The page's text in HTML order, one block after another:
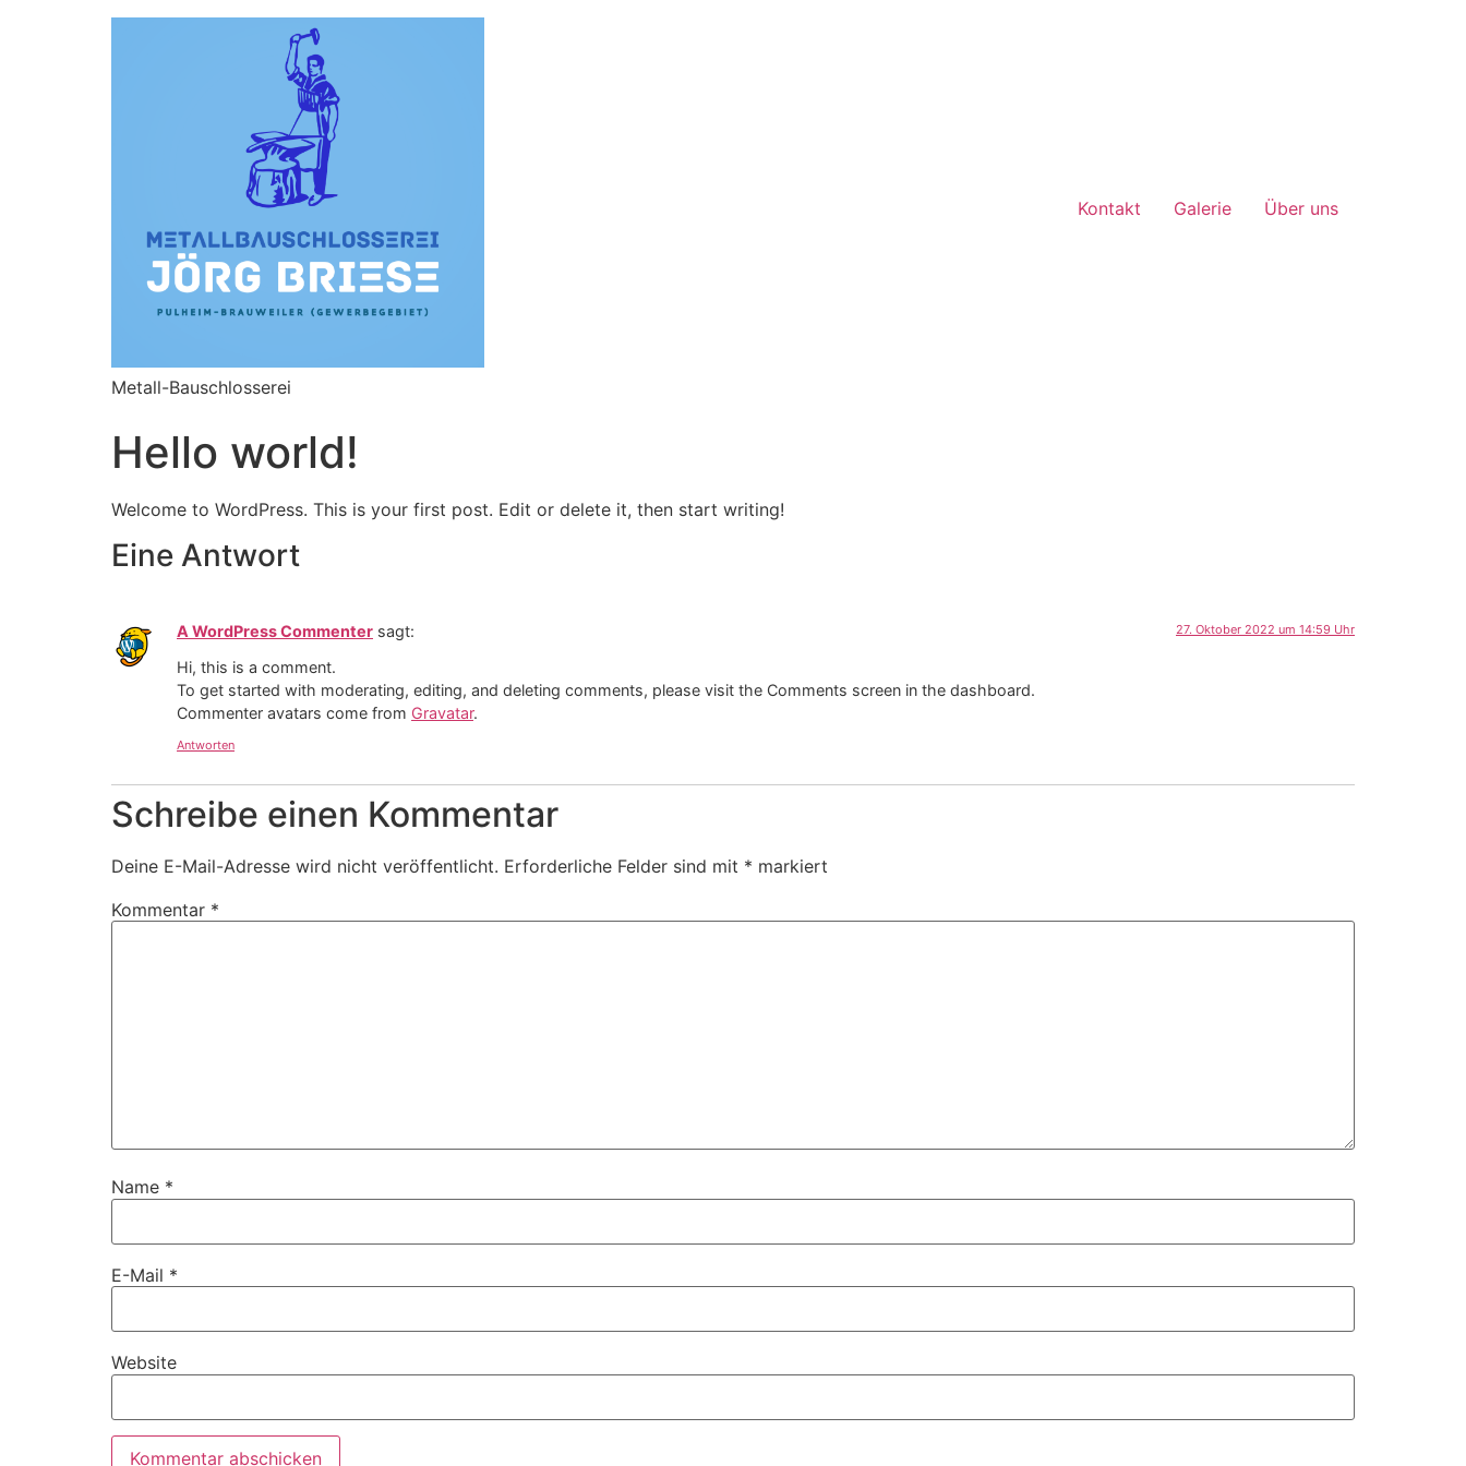
Metall-Bauschlosserei
Kontakt Galerie Über uns
Hello world!
Welcome to WordPress. This is your first post. Edit or delete it, then start writing!
Eine Antwort
A WordPress Commenter sagt: 27. Oktober 2022 um 14:59 Uhr
Hi, this is a comment.
To get started with moderating, editing, and deleting comments, please visit the Comments screen in the dashboard.
Commenter avatars come from Gravatar.
Antworten
Schreibe einen Kommentar
Deine E-Mail-Adresse wird nicht veröffentlicht. Erforderliche Felder sind mit * markiert
Kommentar *
Name *
E-Mail *
Website